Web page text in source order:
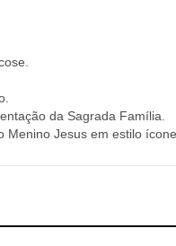
da Sagrada Família.
Jesus em estilo